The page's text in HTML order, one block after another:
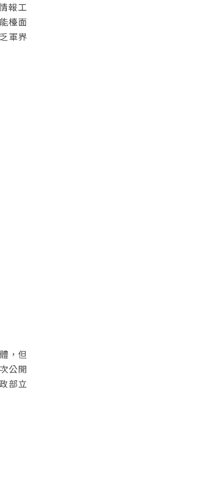
報工
檯面
軍界
，但
公開
部立